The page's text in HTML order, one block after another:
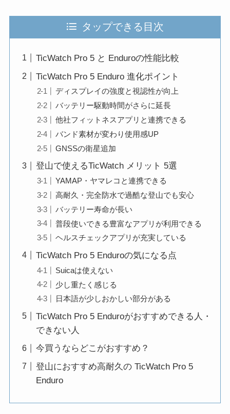
タップできる目次
TicWatch Pro 5 と Enduroの性能比較
TicWatch Pro 5 Enduro 進化ポイント
ディスプレイの強度と視認性が向上
バッテリー駆動時間がさらに延長
他社フィットネスアプリと連携できる
バンド素材が変わり使用感UP
GNSSの衛星追加
登山で使えるTicWatch メリット 5選
YAMAP・ヤマレコと連携できる
高耐久・完全防水で過酷な登山でも安心
バッテリー寿命が長い
普段使いできる豊富なアプリが利用できる
ヘルスチェックアプリが充実している
TicWatch Pro 5 Enduroの気になる点
Suicaは使えない
少し重たく感じる
日本語が少しおかしい部分がある
TicWatch Pro 5 Enduroがおすすめできる人・
できない人
今買うならどこがおすすめ？
登山におすすめ高耐久の TicWatch Pro 5
Enduro